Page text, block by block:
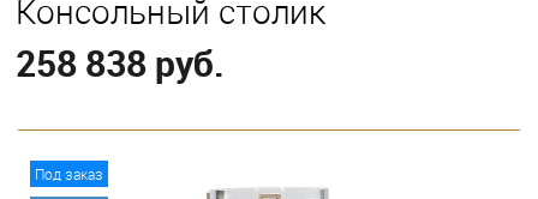
Консольный столик
258 838 руб.
Под заказ